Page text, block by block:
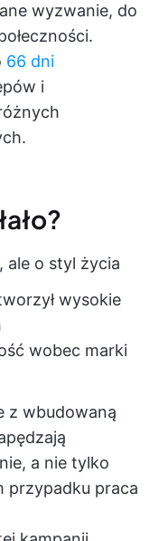
wyzwanie, do
66 dni
i
ale o styl życia
wysokie
wobec marki
z wbudowaną
a nie tylko
przypadku praca